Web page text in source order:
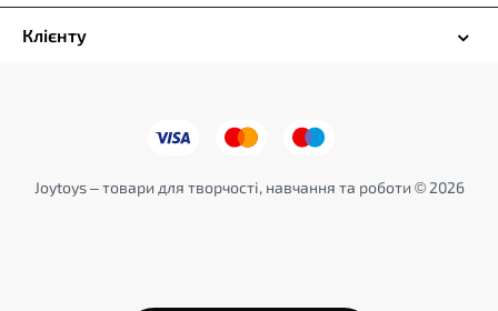
Клієнту
Joytoys – товари для творчості, навчання та роботи © 2026